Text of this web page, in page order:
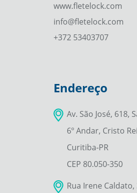
www.fletelock.com
info@fletelock.com
+372 53403707
Endereço
Av. São José, 618,
6º Andar, Cristo
Curitiba-PR
CEP 80.050-350
Rua Irene Caldato,